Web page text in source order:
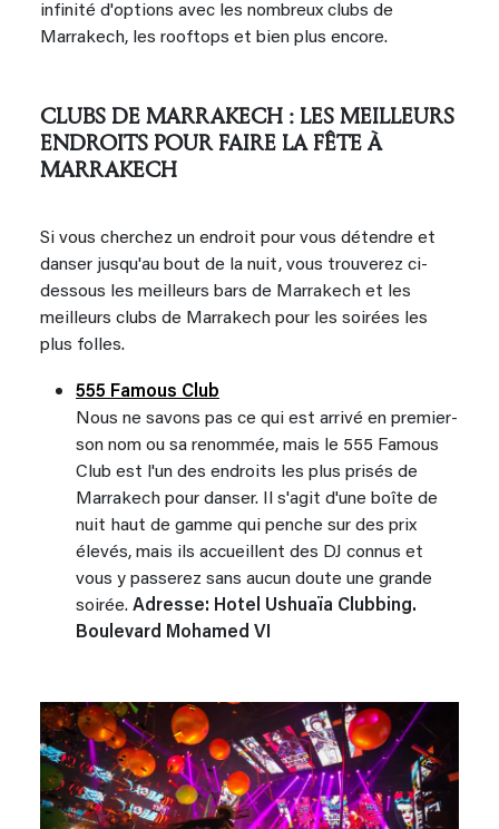
infinité d'options avec les nombreux clubs de
Marrakech, les rooftops et bien plus encore.
CLUBS DE MARRAKECH : LES MEILLEURS
ENDROITS POUR FAIRE LA FÊTE À
MARRAKECH
Si vous cherchez un endroit pour vous détendre et
danser jusqu'au bout de la nuit, vous trouverez ci-
dessous les meilleurs bars de Marrakech et les
meilleurs clubs de Marrakech pour les soirées les
plus folles.
555 Famous Club
Nous ne savons pas ce qui est arrivé en premier-
son nom ou sa renommée, mais le 555 Famous
Club est l'un des endroits les plus prisés de
Marrakech pour danser. Il s'agit d'une boîte de
nuit haut de gamme qui penche sur des prix
élevés, mais ils accueillent des DJ connus et
vous y passerez sans aucun doute une grande
soirée. Adresse: Hotel Ushuaïa Clubbing.
Boulevard Mohamed VI